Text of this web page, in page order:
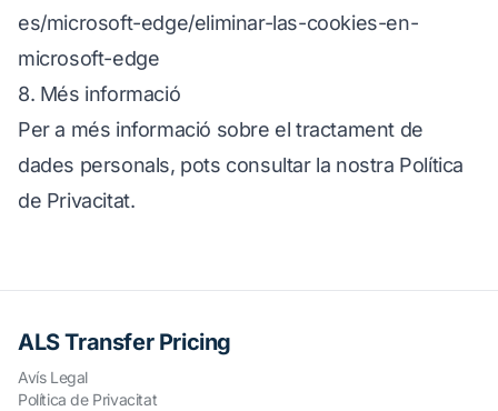
es/microsoft-edge/eliminar-las-cookies-en-
microsoft-edge
8. Més informació
Per a més informació sobre el tractament de
dades personals, pots consultar la nostra Política
de Privacitat.
ALS Transfer Pricing
Avís Legal
Política de Privacitat